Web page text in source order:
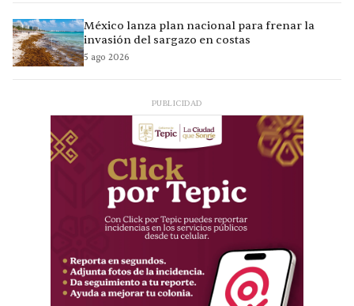
México lanza plan nacional para frenar la
invasión del sargazo en costas
5 ago 2026
PUBLICIDAD